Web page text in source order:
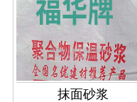
抹面砂浆